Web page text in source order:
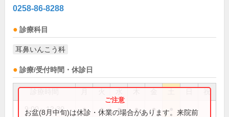
0258-86-8288
診療科目
耳鼻いんこう科
診療/受付時間・休診日
祝
9:00～12:30 ● ● ● ● ●
お盆(8月中旬)は休診・休業の場合があります。来院前